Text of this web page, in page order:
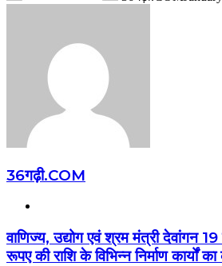
36गढ़ी.COM
वाणिज्य, उद्योग एवं श्रम मंत्री देवांगन
रूपए की राशि के विभिन्न निर्माण कार्यों